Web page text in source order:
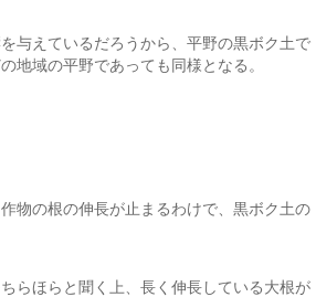
与えているだろうから、平野の黒ボク土で
地域の平野であっても同様となる。
物の根の伸長が止まるわけで、黒ボク土の
らほらと聞く上、長く伸長している大根が